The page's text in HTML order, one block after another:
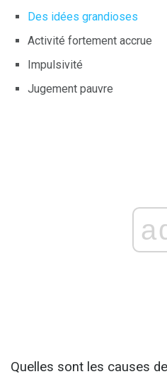
Des idées grandioses
Activité fortement accrue
Impulsivité
Jugement pauvre
Quelles sont les causes